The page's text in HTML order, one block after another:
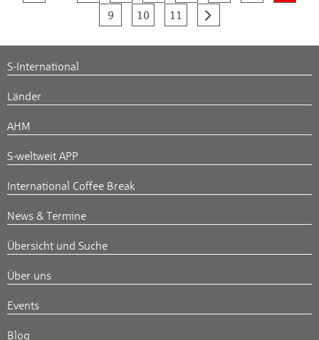
9
10 11
S-International
Länder
AHM
S-weltweit APP
International Coffee Break
News & Termine
Übersicht und Suche
Über uns
Events
Blog